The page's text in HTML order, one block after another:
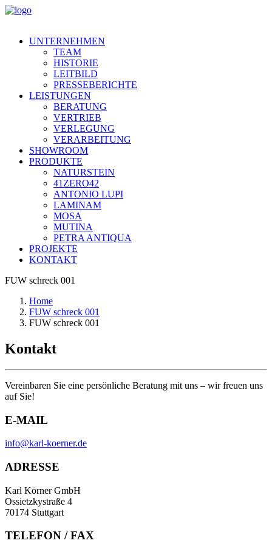
UNTERNEHMEN
TEAM
HISTORIE
LEITBILD
PRESSEBERICHTE
LEISTUNGEN
BERATUNG
VERTRIEB
VERLEGUNG
VERARBEITUNG
SHOWROOM
PRODUKTE
NATURSTEIN
41ZERO42
ANTONIO LUPI
LAMINAM
MOSA
MUTINA
PETRA ANTIQUA
PROJEKTE
KONTAKT
FUW schreck 001
Home
FUW schreck 001
FUW schreck 001
Kontakt
Vereinbaren Sie eine persönliche Beratung mit uns – wir freuen uns
auf Sie!
E-MAIL
info@karl-koerner.de
ADRESSE
Karl Körner GmbH
Ossietzkystraße 4
70174 Stuttgart
TELEFON / FAX